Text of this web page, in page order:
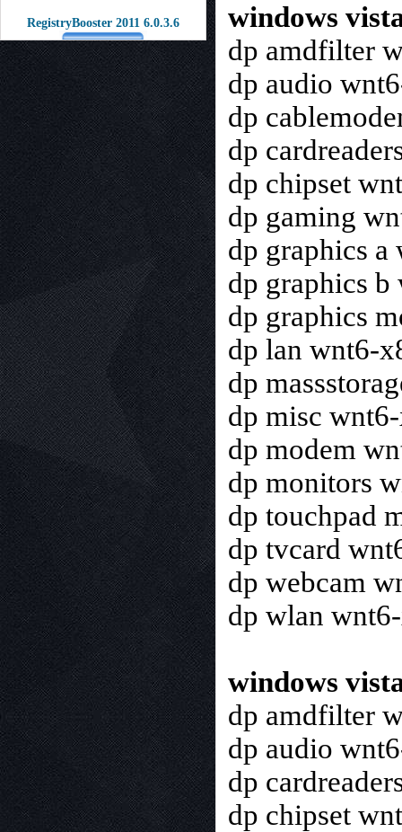
RegistryBooster 2011 6.0.3.6
windows
dp amdfilter
dp audio
dp
dp
dp chipset
dp gaming
dp graphics a
dp graphics
dp graphics
dp lan wnt6-
dp
dp misc
dp modem
dp monitors
dp touchpad
dp tvcard
dp webcam
dp wlan
windows
dp amdfilter
dp audio
dp
dp chipset